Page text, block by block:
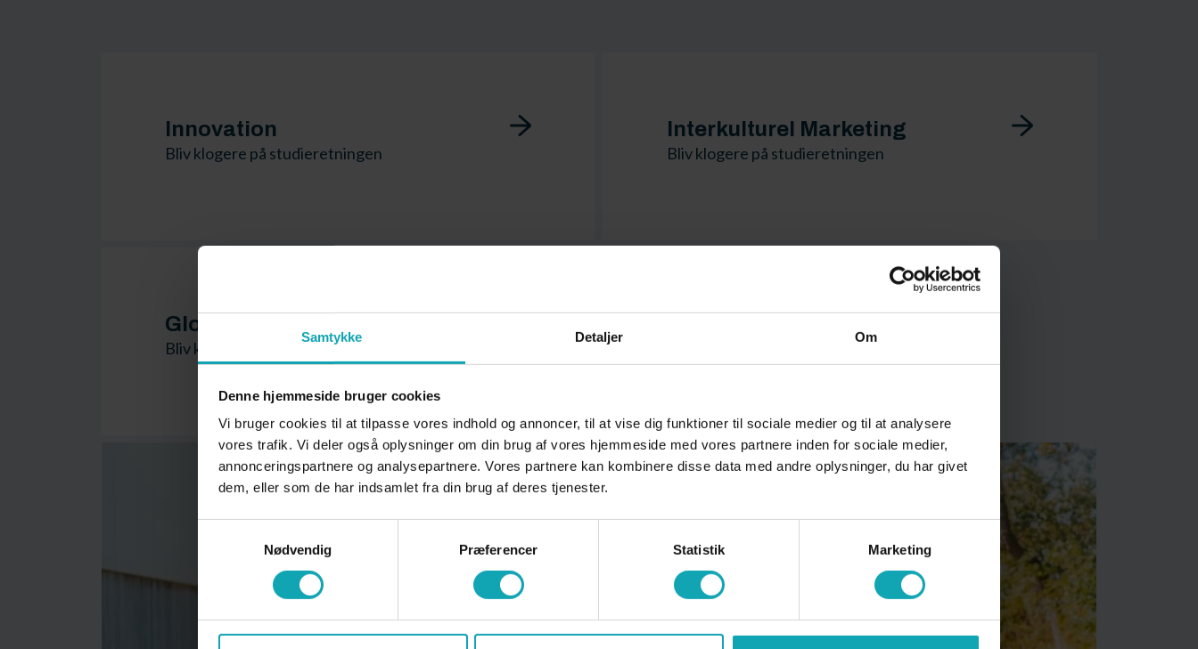
Samtykke Detaljer Om
Denne hjemmeside bruger cookies
Vi bruger cookies til at tilpasse vores indhold og annoncer, til at vise dig funktioner til sociale medier og til at analysere
vores trafik. Vi deler også oplysninger om din brug af vores hjemmeside med vores partnere inden for sociale medier,
annonceringspartnere og analysepartnere. Vores partnere kan kombinere disse data med andre oplysninger, du har givet
dem, eller som de har indsamlet fra din brug af deres tjenester.
Nødvendig
Præferencer Statistik Marketing
Innovation
Bliv klogere på studieretningen
Interkulturel Marketing
Bliv klogere på studieretningen
Global Business
Bliv klogere på studieretningen